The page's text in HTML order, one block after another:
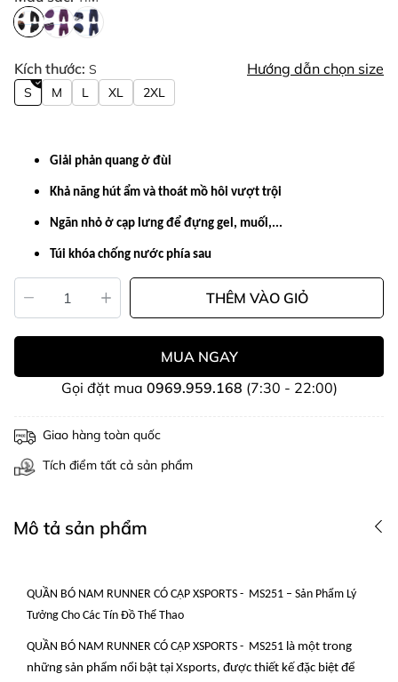
Kích thước: S Hướng dẫn chọn size
S M L XL 2XL
Giải phản quang ở đùi
Khả năng hút ẩm và thoát mồ hôi vượt trội
Ngăn nhỏ ở cạp lưng để đựng gel, muối,...
Túi khóa chống nước phía sau
THÊM VÀO GIỎ
MUA NGAY
Gọi đặt mua 0969.959.168 (7:30 - 22:00)
Giao hàng toàn quốc
Tích điểm tất cả sản phẩm
Mô tả sản phẩm
QUẦN BÓ NAM RUNNER CÓ CẠP XSPORTS - MS251 – Sản Phẩm Lý
Tưởng Cho Các Tín Đồ Thể Thao
QUẦN BÓ NAM RUNNER CÓ CẠP XSPORTS - MS251 là một trong
những sản phẩm nổi bật tại Xsports, được thiết kế đặc biệt để